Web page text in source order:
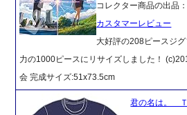
コレクター商品の出品
カスタマーレビュー
大好評の208ピースジ
力の1000ピースにリサイズしました！
会 完成サイズ:51x73.5cm
君の名は。